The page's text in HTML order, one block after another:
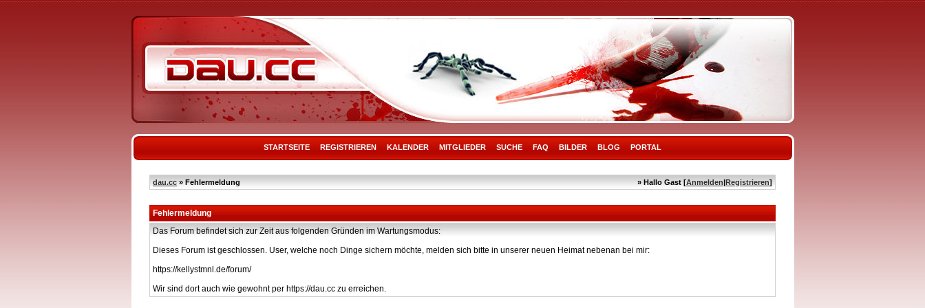
STARTSEITE REGISTRIEREN KALENDER MITGLIEDER SUCHE FAQ BILDER BLOG PORTAL
dau.cc » Fehlermeldung » Hallo Gast [Anmelden|Registrieren]
Fehlermeldung
Das Forum befindet sich zur Zeit aus folgenden Gründen im Wartungsmodus:
Dieses Forum ist geschlossen. User, welche noch Dinge sichern möchte, melden sich bitte in unserer neuen Heimat nebenan bei mir:
https://kellystmnl.de/forum/
Wir sind dort auch wie gewohnt per https://dau.cc zu erreichen.